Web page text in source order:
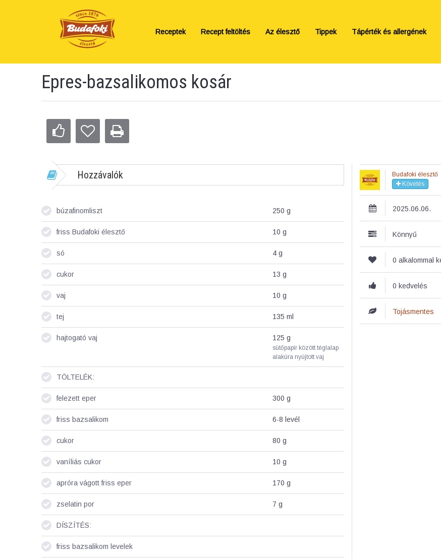
Receptek Recept feltöltés Az élesztő Tippek Tápérték és allergének
Epres-bazsalikomos kosár
Hozzávalók
búzafinomliszt 250 g
friss Budafoki élesztő 10 g
só 4g
cukor 13 g
vaj 10 g
tej 135 ml
hajtogató vaj 125 g
sütőpapír között téglalap
alakúra nyújtott vaj
TÖLTELÉK:
felezett eper 300 g
friss bazsalikom 6-8 levél
cukor 80 g
vaníliás cukor 10 g
apróra vágott friss eper 170 g
zselatin por 7 g
DÍSZÍTÉS:
friss bazsalikom levelek
Budafoki élesztő
Követés
2025.06.06.
Könnyű
0 alkalommal
0 kedvelés
Tojásmentes